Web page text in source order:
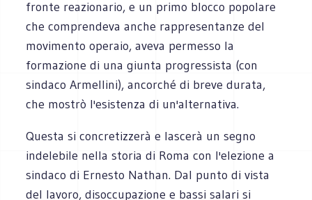
fronte reazionario, e un primo blocco popolare
che comprendeva anche rappresentanze del
movimento operaio, aveva permesso la
formazione di una giunta progressista (con
sindaco Armellini), ancorché di breve durata,
che mostrò l'esistenza di un'alternativa.
Questa si concretizzerà e lascerà un segno
indelebile nella storia di Roma con l'elezione a
sindaco di Ernesto Nathan. Dal punto di vista
del lavoro, disoccupazione e bassi salari si